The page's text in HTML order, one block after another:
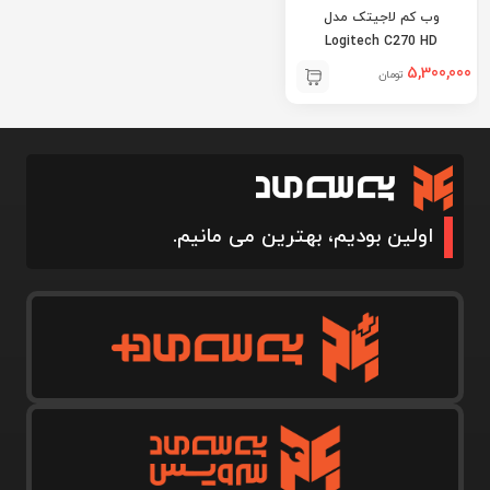
وب کم لاجیتک مدل
Logitech C270 HD
5,300,000 تومان
اولین بودیم، بهترین می مانیم.